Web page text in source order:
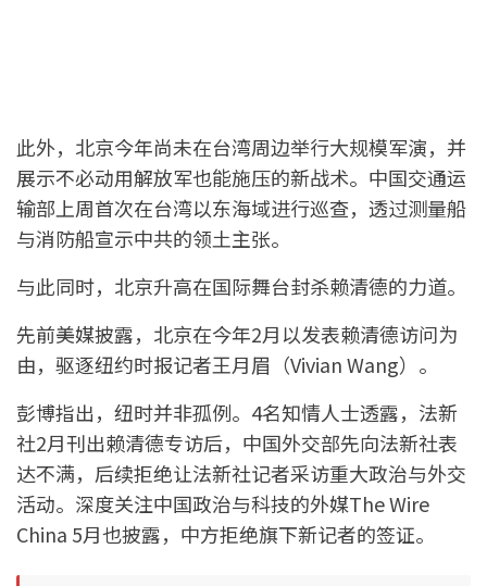
此外，北京今年尚未在台湾周边举行大规模军演，并
展示不必动用解放军也能施压的新战术。中国交通运
输部上周首次在台湾以东海域进行巡查，透过测量船
与消防船宣示中共的领土主张。
与此同时，北京升高在国际舞台封杀赖清德的力道。
先前美媒披露，北京在今年2月以发表赖清德访问为
由，驱逐纽约时报记者王月眉（Vivian Wang）。
彭博指出，纽时并非孤例。4名知情人士透露，法新
社2月刊出赖清德专访后，中国外交部先向法新社表
达不满，后续拒绝让法新社记者采访重大政治与外交
活动。深度关注中国政治与科技的外媒The Wire
China 5月也披露，中方拒绝旗下新记者的签证。